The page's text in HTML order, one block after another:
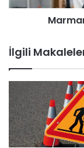
3
m
a
y
ı
n
v
e
p
a
i
y
e
t
l
e
b
a
İlgili